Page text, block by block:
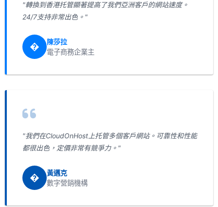
"轉換到香港托管顯著提高了我們亞洲客戶的網站速度。
24/7支持非常出色。"
�
陳莎拉
電子商務企業主
"我們在CloudOnHost上托管多個客戶網站。可靠性和性能
都很出色，定價非常有競爭力。"
�
黃邁克
數字營銷機構